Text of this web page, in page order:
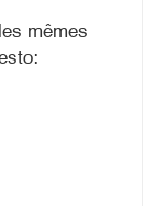
mêmes